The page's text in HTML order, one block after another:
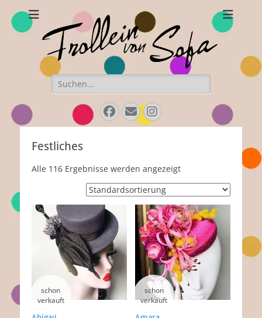
Frollein von Sofa
Handgefertigte Hüte und Accessoires
Suchen
nach:
Facebook
E-
Mail
Instagram
Festliches
Alle 116 Ergebnisse werden angezeigt